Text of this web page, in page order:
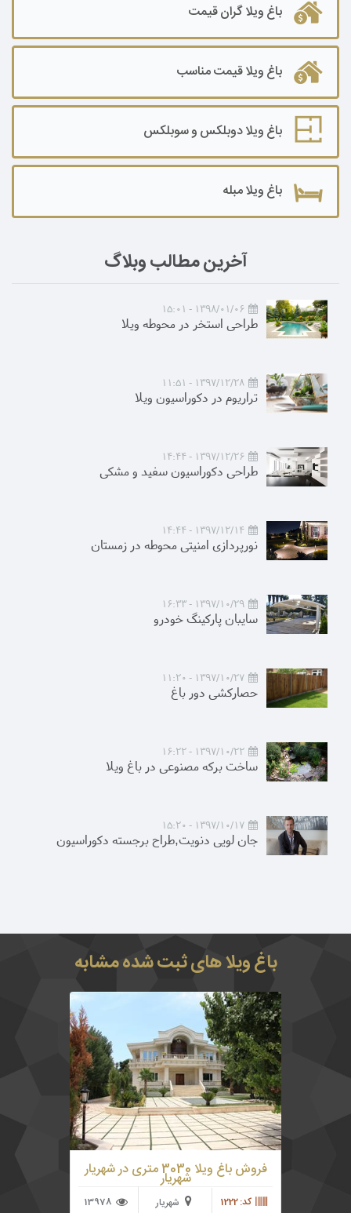
باغ ویلا گران قیمت
باغ ویلا قیمت مناسب
باغ ویلا دوبلکس و سوبلکس
باغ ویلا مبله
آخرین مطالب وبلاگ
1398/01/06 - 15:01
طراحی استخر در محوطه ویلا
1397/12/28 - 11:51
تراریوم در دکوراسیون ویلا
1397/12/26 - 14:44
طراحی دکوراسیون سفید و مشکی
1397/12/14 - 14:44
نورپردازی امنیتی محوطه در زمستان
1397/10/29 - 16:33
سایبان پارکینگ خودرو
1397/10/27 - 11:20
حصارکشی دور باغ
1397/10/22 - 16:22
ساخت برکه مصنوعی در باغ ویلا
1397/10/17 - 15:20
جان لویی دنویت,طراح برجسته دکوراسیون
باغ ویلا های ثبت شده مشابه
3030متر باغ در ابعاد مناسب در موقعیت مکانی
عالی و دسترسی آسان به تهران دارای درختان کهن
ساله و سر به فلک کشیده مثمر میوه و به همراه
سهمیه آب کشاورزی از موتور خانه محلی باغ ویلای
مورد نظر دارای 800 متر ویلای و نوساز بصورت
تریبلکس با طراحی و دیزاین داخلی فوق العاده زیبا
و دلنشین ساخته شده است
فروش باغ ویلا 3030 متری در شهریارشهریار
کد: 1222 شهریار 13978